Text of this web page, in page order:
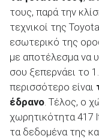
τους, παρά την
τεχνικοί της
εσωτερικό της
με αποτέλεσμα να
σου ξεπερνάει το
περισσότερο είναι
έδρανο. Τέλος, ο
χωρητικότητα 417
τα δεδομένα της